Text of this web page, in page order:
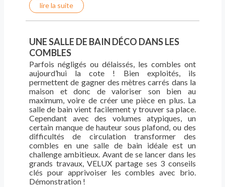
lire la suite
UNE SALLE DE BAIN DÉCO DANS LES
COMBLES
Parfois négligés ou délaissés, les combles ont
aujourd’hui la cote ! Bien exploités, ils
permettent de gagner des mètres carrés dans la
maison et donc de valoriser son bien au
maximum, voire de créer une pièce en plus. La
salle de bain vient facilement y trouver sa place.
Cependant avec des volumes atypiques, un
certain manque de hauteur sous plafond, ou des
difficultés de circulation transformer des
combles en une salle de bain idéale est un
challenge ambitieux. Avant de se lancer dans les
grands travaux, VELUX partage ses 3 conseils
clés pour apprivoiser les combles avec brio.
Démonstration !